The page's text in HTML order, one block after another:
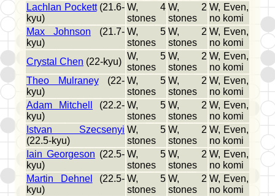
Lachlan Pockett(21.6-
kyu)
W, 4
stones
W, 2
stones
W, Even,
no komi
Max Johnson (21.7-
kyu)
W, 5
stones
W, 2
stones
W, Even,
no komi
Crystal Chen (22-kyu)
W, 5
stones
W, 2
stones
W, Even,
no komi
Theo Mulraney(22-
kyu)
W, 5
stones
W, 2
stones
W, Even,
no komi
Adam Mitchell
(22.2-
kyu)
W, 5
stones
W, 2
stones
W, Even,
no komi
Istvan Szecsenyi
(22.5-kyu)
W, 5
stones
W, 2
stones
W, Even,
no komi
Iain Georgeson (22.5-
kyu)
W, 5
stones
W, 2
stones
W, Even,
no komi
Martin Dehnel
(22.5-
kyu)
W, 5
stones
W, 2
stones
W, Even,
no komi